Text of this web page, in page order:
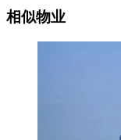
相似物业